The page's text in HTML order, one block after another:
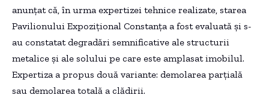
anunțat că, în urma expertizei tehnice realizate, starea
Pavilionului Expozițional Constanța a fost evaluată și s-
au constatat degradări semnificative ale structurii
metalice și ale solului pe care este amplasat imobilul.
Expertiza a propus două variante: demolarea parțială
sau demolarea totală a clădirii.